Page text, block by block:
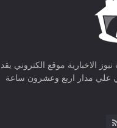
الاخبارية موقع الكتروني
علي مدار اربع وعشرون ساعة